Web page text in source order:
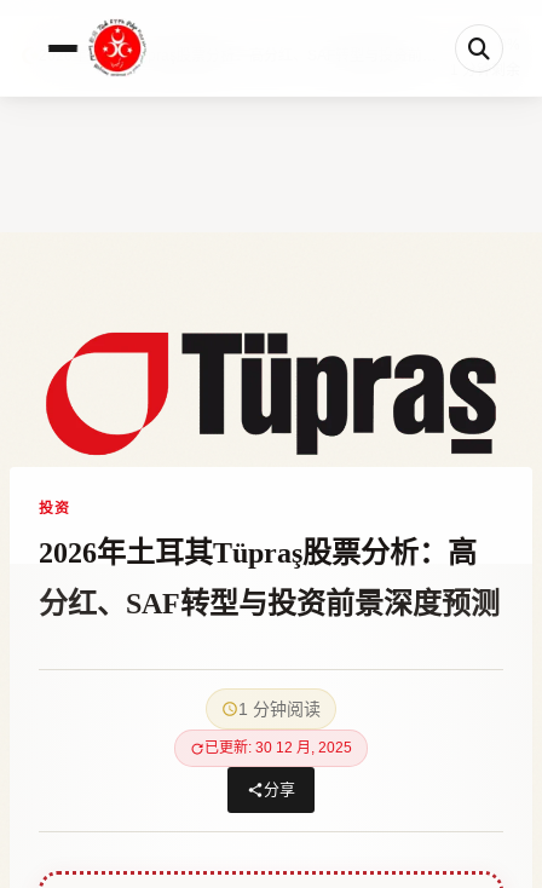
0%
1 分钟剩余
投资
2026年土耳其Tüpraş股票分析：高
分红、SAF转型与投资前景深度预测
1 分钟阅读
已更新: 30 12 月, 2025
分享